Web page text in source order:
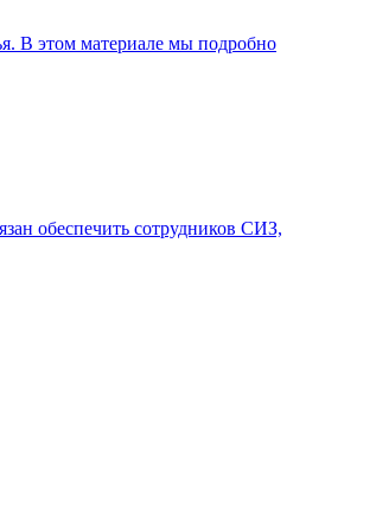
В этом материале мы подробно
обеспечить сотрудников СИЗ,